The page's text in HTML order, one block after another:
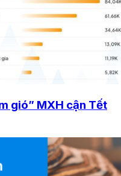
gió” MXH cận Tết